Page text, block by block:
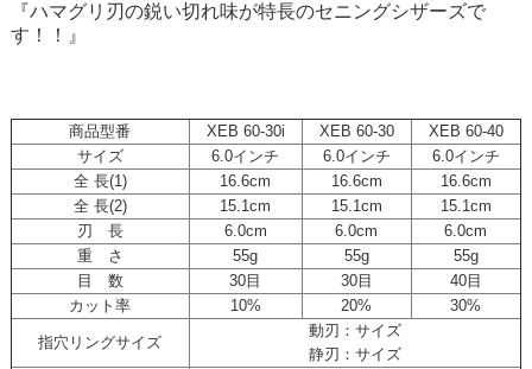
『ハマグリ刃の鋭い切れ味が特長のセニングシザーズで
す！！』
商品型番 XEB 60-30i XEB 60-30
XEB 60-40
サイズ
6.0インチ 6.0インチ
6.0インチ
全 長(1)
16.6cm 16.6cm
16.6cm
全 長(2)
15.1cm 15.1cm
15.1cm
刃 長
6.0cm 6.0cm
6.0cm
重 さ
55g 55g
55g
目 数
30目 30目
40目
カット率
10% 20% 30%
指穴リングサイズ
動刃：サイズ
静刃：サイズ